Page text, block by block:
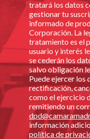
tratará los datos
gestionar tu
informado de
Corporación. La
tratamiento es el
usuario y interés
se cederán los
salvo obligación
Puede ejercer los
rectificación,
como el ejercicio
remitiendo un
información
política de